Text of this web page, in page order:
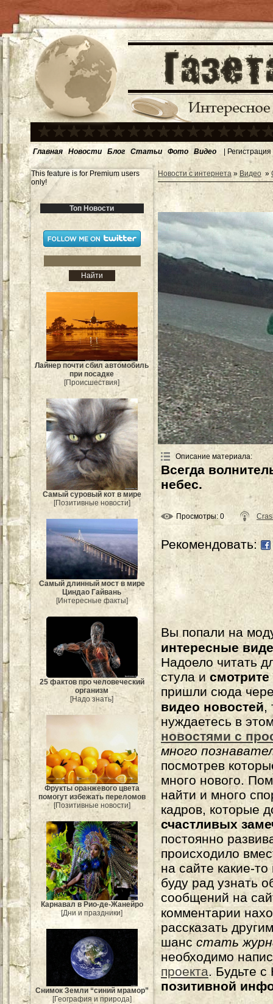
Главная Новости Блог Статьи Фото Видео | Регистрация
This feature is for Premium users
only!
Топ Новости
Лайнер почти сбил автомобиль
при посадке
[Происшествия]
Самый суровый кот в мире
[Позитивные новости]
Самый длинный мост в мире
Циндао Гайвань
[Интересные факты]
25 фактов про человеческий
организм
[Надо знать]
Фрукты оранжевого цвета
помогут избежать переломов
[Позитивные новости]
Карнавал в Рио-де-Жанейро
[Дни и праздники]
Снимок Земли “синий мрамор”
[География и природа]
Новости с интернета » Видео »
Описание материала:
Всегда
небес.
Просмотры: 0
Рекомендовать:
Вы попали на
интересные
Надоело читать
стула и
пришли сюда
видео новостей,
нуждаетесь в
новостями с
много
посмотрев
много нового.
найти и много
кадров, которые
счастливых
постоянно
происходило
на сайте какие-
буду рад узнать
сообщений на
комментарии
рассказать
шанс стать
необходимо
проекта. Будьте
позитивной